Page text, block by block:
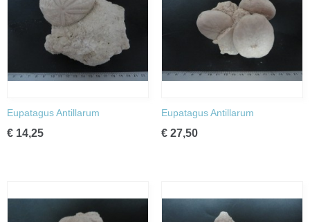
Eupatagus Antillarum
€ 14,25
Eupatagus Antillarum
€ 27,50